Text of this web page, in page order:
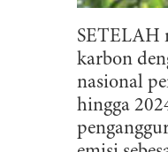
SETELAH
karbon
nasional
hingga